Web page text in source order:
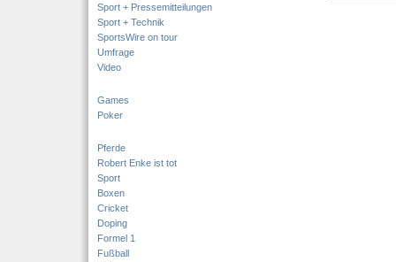
Sport + Pressemitteilungen
Sport + Technik
SportsWire on tour
Umfrage
Video
Games
Poker
Pferde
Robert Enke ist tot
Sport
Boxen
Cricket
Doping
Formel 1
Fußball